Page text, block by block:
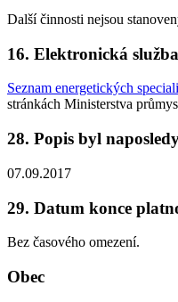
Další činnosti nejsou
16. Elektronická
Seznam energetických
stránkách Ministerstva
28. Popis byl
07.09.2017
29. Datum konce
Bez časového omezení.
Obec